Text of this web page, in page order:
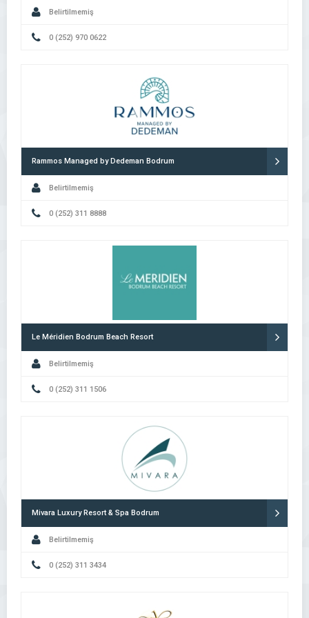
Belirtilmemiş
0 (252) 970 0622
Rammos Managed by Dedeman Bodrum
Belirtilmemiş
0 (252) 311 8888
Le Méridien Bodrum Beach Resort
Belirtilmemiş
0 (252) 311 1506
Mivara Luxury Resort & Spa Bodrum
Belirtilmemiş
0 (252) 311 3434